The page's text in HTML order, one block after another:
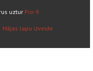
uztur Pro-9
Mājas lapu izveide